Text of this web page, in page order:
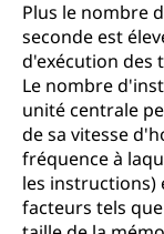
Plus le nombre
seconde est
d'exécution des
Le nombre
unité centrale
de sa vitesse
fréquence à
les instructions)
facteurs tels